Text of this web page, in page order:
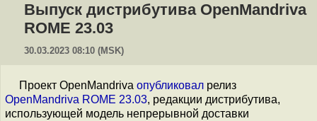
Выпуск дистрибутива OpenMandriva
ROME 23.03
30.03.2023 08:10 (MSK)
Проект OpenMandriva опубликовал релиз
OpenMandriva ROME 23.03, редакции дистрибутива,
использующей модель непрерывной доставки